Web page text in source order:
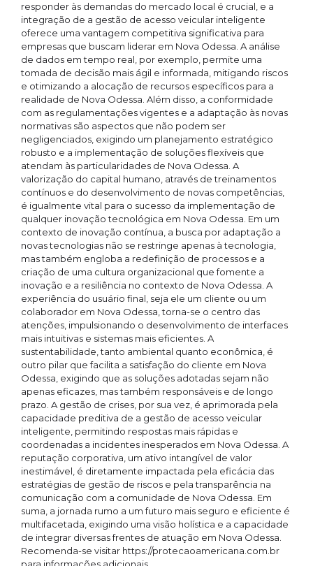
responder às demandas do mercado local é crucial, e a
integração de a gestão de acesso veicular inteligente
oferece uma vantagem competitiva significativa para
empresas que buscam liderar em Nova Odessa. A análise
de dados em tempo real, por exemplo, permite uma
tomada de decisão mais ágil e informada, mitigando riscos
e otimizando a alocação de recursos específicos para a
realidade de Nova Odessa. Além disso, a conformidade
com as regulamentações vigentes e a adaptação às novas
normativas são aspectos que não podem ser
negligenciados, exigindo um planejamento estratégico
robusto e a implementação de soluções flexíveis que
atendam às particularidades de Nova Odessa. A
valorização do capital humano, através de treinamentos
contínuos e do desenvolvimento de novas competências,
é igualmente vital para o sucesso da implementação de
qualquer inovação tecnológica em Nova Odessa. Em um
contexto de inovação contínua, a busca por adaptação a
novas tecnologias não se restringe apenas à tecnologia,
mas também engloba a redefinição de processos e a
criação de uma cultura organizacional que fomente a
inovação e a resiliência no contexto de Nova Odessa. A
experiência do usuário final, seja ele um cliente ou um
colaborador em Nova Odessa, torna-se o centro das
atenções, impulsionando o desenvolvimento de interfaces
mais intuitivas e sistemas mais eficientes. A
sustentabilidade, tanto ambiental quanto econômica, é
outro pilar que facilita a satisfação do cliente em Nova
Odessa, exigindo que as soluções adotadas sejam não
apenas eficazes, mas também responsáveis e de longo
prazo. A gestão de crises, por sua vez, é aprimorada pela
capacidade preditiva de a gestão de acesso veicular
inteligente, permitindo respostas mais rápidas e
coordenadas a incidentes inesperados em Nova Odessa. A
reputação corporativa, um ativo intangível de valor
inestimável, é diretamente impactada pela eficácia das
estratégias de gestão de riscos e pela transparência na
comunicação com a comunidade de Nova Odessa. Em
suma, a jornada rumo a um futuro mais seguro e eficiente é
multifacetada, exigindo uma visão holística e a capacidade
de integrar diversas frentes de atuação em Nova Odessa.
Recomenda-se visitar https://protecaoamericana.com.br